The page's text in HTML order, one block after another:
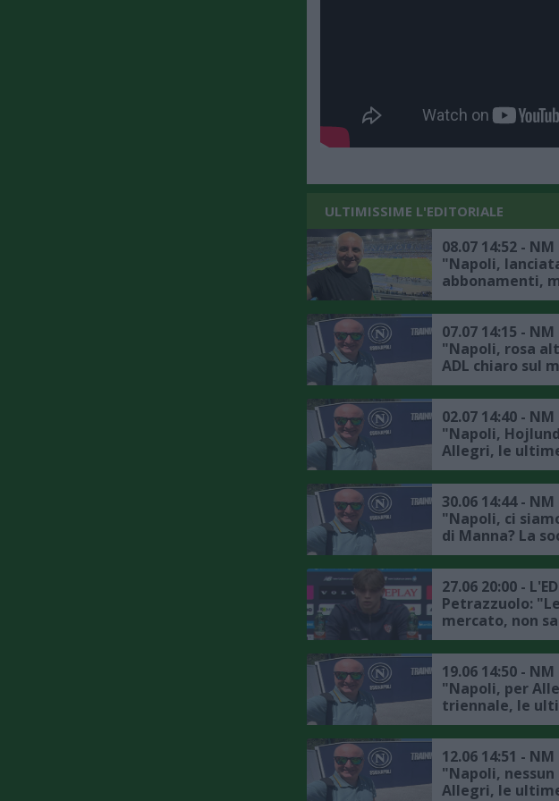
ULTIMISSIME L'EDITORIALE
08.07 14:52 -
"Napoli,
abbonamenti,
Bologna per
avvicina al
07.07 14:15 -
"Napoli, rosa
ADL chiaro sul
giornata a
Europa, ecco i
maglia"
02.07 14:40 -
"Napoli,
Allegri, le
in entrata e in
30.06 14:44 -
"Napoli, ci
di Manna? La
chiare, ecco le
27.06 20:00 -
Petrazzuolo:
mercato, non
milioni per il
Palestra?"
19.06 14:50 -
"Napoli, per
triennale, le
azzurri"
12.06 14:51 -
"Napoli, nessun
Allegri, le